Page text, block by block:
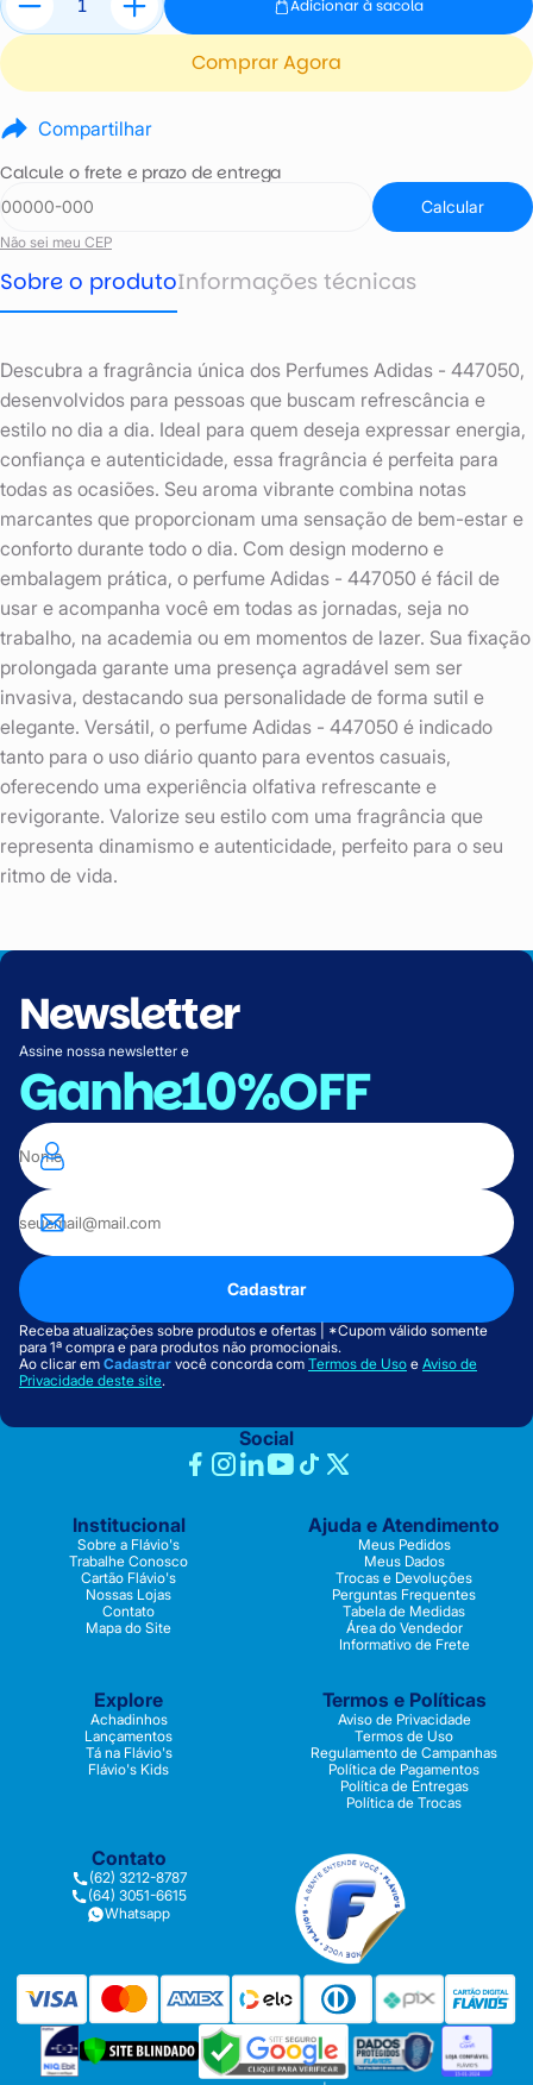
Adicionar à sacola
Comprar Agora
Compartilhar
Calcule o frete e prazo de entrega
Calcular
Não sei meu CEP
Sobre o produtoInformações técnicas
Descubra a fragrância única dos Perfumes Adidas - 447050,
desenvolvidos para pessoas que buscam refrescância e
estilo no dia a dia. Ideal para quem deseja expressar energia,
confiança e autenticidade, essa fragrância é perfeita para
todas as ocasiões. Seu aroma vibrante combina notas
marcantes que proporcionam uma sensação de bem-estar e
conforto durante todo o dia. Com design moderno e
embalagem prática, o perfume Adidas - 447050 é fácil de
usar e acompanha você em todas as jornadas, seja no
trabalho, na academia ou em momentos de lazer. Sua fixação
prolongada garante uma presença agradável sem ser
invasiva, destacando sua personalidade de forma sutil e
elegante. Versátil, o perfume Adidas - 447050 é indicado
tanto para o uso diário quanto para eventos casuais,
oferecendo uma experiência olfativa refrescante e
revigorante. Valorize seu estilo com uma fragrância que
representa dinamismo e autenticidade, perfeito para o seu
ritmo de vida.
Newsletter
Assine nossa newsletter e
Ganhe10%OFF
Cadastrar
Receba atualizações sobre produtos e ofertas | *Cupom válido somente
para 1ª compra e para produtos não promocionais.
Ao clicar em Cadastrar você concorda com Termos de Uso e Aviso de
Privacidade deste site.
Social
Institucional
Sobre a Flávio's
Trabalhe Conosco
Cartão Flávio's
Nossas Lojas
Contato
Mapa do Site
Ajuda e Atendimento
Meus Pedidos
Meus Dados
Trocas e Devoluções
Perguntas Frequentes
Tabela de Medidas
Área do Vendedor
Informativo de Frete
Explore
Achadinhos
Lançamentos
Tá na Flávio's
Flávio's Kids
Termos e Políticas
Aviso de Privacidade
Termos de Uso
Regulamento de Campanhas
Política de Pagamentos
Política de Entregas
Política de Trocas
Contato
(62) 3212-8787
(64) 3051-6615
Whatsapp